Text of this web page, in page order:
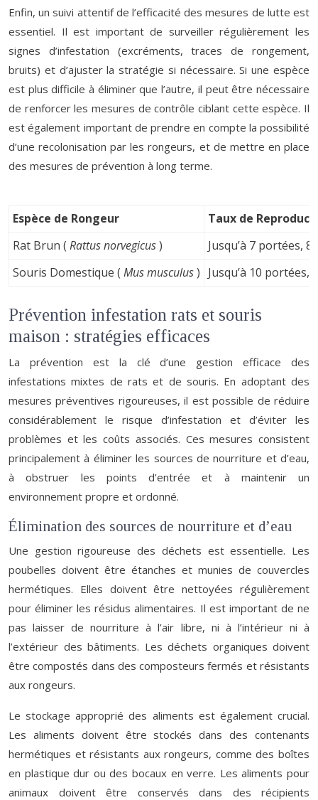
Enfin, un suivi attentif de l’efficacité des mesures de lutte est
essentiel. Il est important de surveiller régulièrement les
signes d’infestation (excréments, traces de rongement,
bruits) et d’ajuster la stratégie si nécessaire. Si une espèce
est plus difficile à éliminer que l’autre, il peut être nécessaire
de renforcer les mesures de contrôle ciblant cette espèce. Il
est également important de prendre en compte la possibilité
d’une recolonisation par les rongeurs, et de mettre en place
des mesures de prévention à long terme.
Espèce de Rongeur
Taux de
Rat Brun ( Rattus norvegicus)
Jusqu’à 7 portées,
Souris Domestique ( Mus musculus) Jusqu’à 10
Prévention infestation rats et souris
maison : stratégies efficaces
La prévention est la clé d’une gestion efficace des
infestations mixtes de rats et de souris. En adoptant des
mesures préventives rigoureuses, il est possible de réduire
considérablement le risque d’infestation et d’éviter les
problèmes et les coûts associés. Ces mesures consistent
principalement à éliminer les sources de nourriture et d’eau,
à obstruer les points d’entrée et à maintenir un
environnement propre et ordonné.
Élimination des sources de nourriture et d’eau
Une gestion rigoureuse des déchets est essentielle. Les
poubelles doivent être étanches et munies de couvercles
hermétiques. Elles doivent être nettoyées régulièrement
pour éliminer les résidus alimentaires. Il est important de ne
pas laisser de nourriture à l’air libre, ni à l’intérieur ni à
l’extérieur des bâtiments. Les déchets organiques doivent
être compostés dans des composteurs fermés et résistants
aux rongeurs.
Le stockage approprié des aliments est également crucial.
Les aliments doivent être stockés dans des contenants
hermétiques et résistants aux rongeurs, comme des boîtes
en plastique dur ou des bocaux en verre. Les aliments pour
animaux doivent être conservés dans des récipients